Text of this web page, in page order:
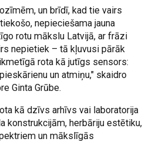
un brīdī, kad tie vairs
nepieciešama jauna
rotu mākslu Latvijā, ar frāzi
nepietiek – tā kļuvusi pārāk
rota kā jutīgs sensors:
un atmiņu," skaidro
Ginta Grūbe.
kā dzīvs arhīvs vai laboratorija
konstrukcijām, herbāriju estētiku,
un mākslīgās